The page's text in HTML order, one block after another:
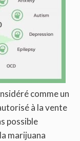
comme un
à la vente
possible
marijuana